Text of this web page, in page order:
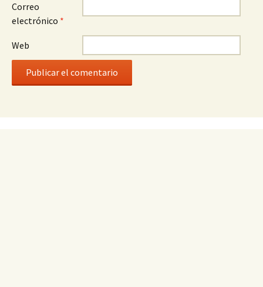
Correo
electrónico *
Web